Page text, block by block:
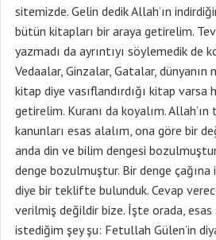
sitemizde. Gelin dedik Allah’ın
bütün kitapları bir araya getirelim.
yazmadı da ayrıntıyı söylemedik de
Vedaalar, Ginzalar, Gatalar, dünyanın
kitap diye vasıflandırdığı kitap varsa
getirelim. Kuranı da koyalım.
kanunları esas alalım, ona göre bir
anda din ve bilim dengesi
denge bozulmuştur. Bir denge çağına
diye bir teklifte bulunduk. Cevap
verilmiş değildir bize. İşte orada,
istediğim şey şu: Fetullah Gülen’in